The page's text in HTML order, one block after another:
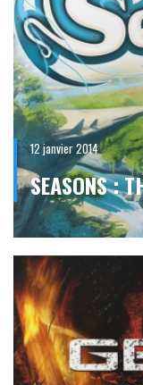
12 janvier 2014
SEASONS :